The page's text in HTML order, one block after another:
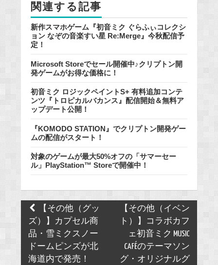
k
関連する記事
新作スマホゲーム『初音ミク ぐらふぃコレクシ
ョン なぞの音楽すい星 Re:Merge』今秋配信予
定！
Microsoft Storeでセール開催中♪クリプトン開
発ゲームがお得な価格に！
初音ミク ロジックペイントS+ 有料追加コンテ
ンツ『トロピカルバカンス』配信開始＆無料ア
ップデート公開！
『KOMODO STATION』でクリプトン開発ゲー
ムの配信がスタート！
対象のゲームが最大50%オフの「サマーセー
ル」PlayStation™ Storeで開催中！
Post
navigation
【その他（グッ
ズ）】カプセル商
品・雪ミクスノー
ドームピンズが北
海道内で発売！
【その他（イベン
ト）】コラボカフ
ェ初音ミク MUSIC
CAFÉのテーマソン
グ・オリジナルグ